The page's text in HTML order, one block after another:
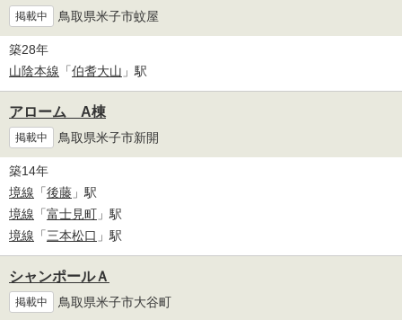
掲載中 鳥取県米子市蚊屋
築28年
山陰本線 「伯耆大山 」駅
アローム A棟
掲載中 鳥取県米子市新開
築14年
境線 「後藤 」駅
境線 「富士見町 」駅
境線 「三本松口 」駅
シャンポールＡ
掲載中 鳥取県米子市大谷町